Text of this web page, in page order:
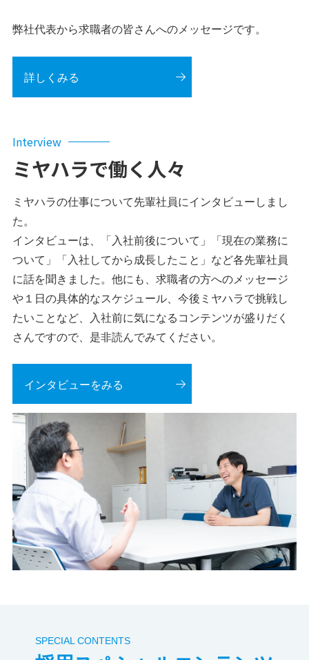
弊社代表から求職者の皆さんへのメッセージです。
詳しくみる
Interview
ミヤハラで働く人々
ミヤハラの仕事について先輩社員にインタビューしまし
た。
インタビューは、「入社前後について」「現在の業務に
ついて」「入社してから成長したこと」など各先輩社員
に話を聞きました。他にも、求職者の方へのメッセージ
や１日の具体的なスケジュール、今後ミヤハラで挑戦し
たいことなど、入社前に気になるコンテンツが盛りだく
さんですので、是非読んでみてください。
インタビューをみる
SPECIAL CONTENTS